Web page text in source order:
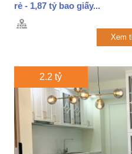
rẻ - 1,87 tỷ bao giấy...
Xem
2.2 tỷ